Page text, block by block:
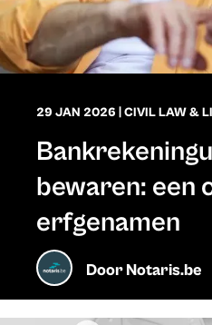
29 JAN 2026 CIVIL LAW &
bewaren: een
erfgenamen
DoorNotaris.be